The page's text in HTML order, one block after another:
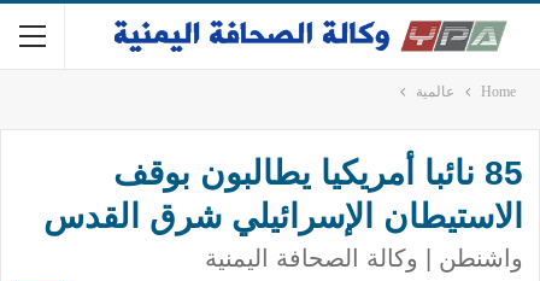
Home عالمية
85 نائبا أمريكيا يطالبون بوقف
الاستيطان الإسرائيلي شرق القدس
واشنطن | وكالة الصحافة اليمنية